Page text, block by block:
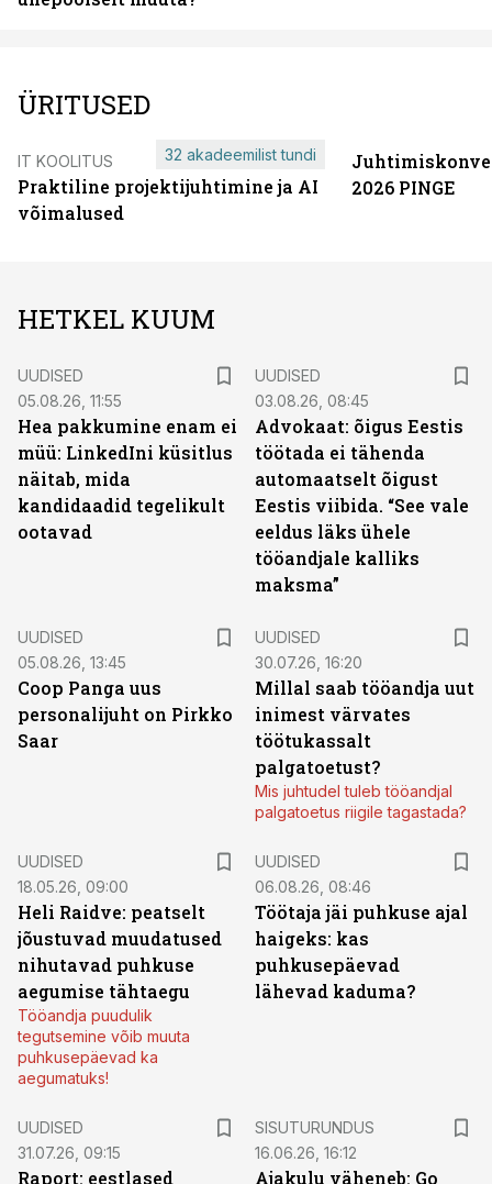
ÜRITUSED
IT KOOLITUS
Praktiline projektijuhtimine ja AI
võimalused
32 akadeemilist tundi
2026 PINGE
HETKEL KUUM
UUDISED
05.08.26, 11:55
Hea pakkumine enam ei
müü: LinkedIni küsitlus
näitab, mida
kandidaadid tegelikult
ootavad
UUDISED
03.08.26, 08:45
Advokaat: õigus Eestis
töötada ei tähenda
automaatselt õigust
Eestis viibida. “See vale
eeldus läks ühele
tööandjale kalliks
maksma”
UUDISED
05.08.26, 13:45
Coop Panga uus
personalijuht on Pirkko
Saar
UUDISED
30.07.26, 16:20
Millal saab tööandja uut
inimest värvates
töötukassalt
palgatoetust?
Mis juhtudel tuleb tööandjal
palgatoetus riigile tagastada?
UUDISED
18.05.26, 09:00
Heli Raidve: peatselt
jõustuvad muudatused
nihutavad puhkuse
aegumise tähtaegu
Tööandja puudulik
tegutsemine võib muuta
puhkusepäevad ka
aegumatuks!
UUDISED
06.08.26, 08:46
Töötaja jäi puhkuse ajal
haigeks: kas
puhkusepäevad
lähevad kaduma?
UUDISED
31.07.26, 09:15
Raport: eestlased
SISUTURUNDUS
16.06.26, 16:12
Ajakulu väheneb: Go